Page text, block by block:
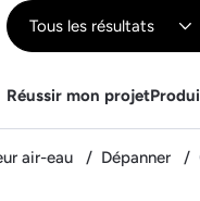
Tous les résultats
Réussir mon projet
air-eau Dépanner